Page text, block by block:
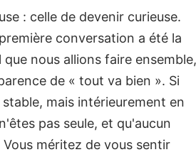
: celle de devenir curieuse.
conversation a été la
nous allions faire ensemble,
de « tout va bien ». Si
mais intérieurement en
pas seule, et qu'aucun
Vous méritez de vous sentir